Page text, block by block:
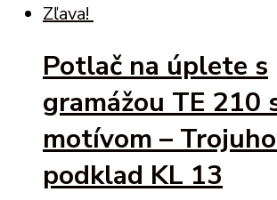
Zľava!
Potlač na úplete s
gramážou TE 210
motívom –
podklad KL 13